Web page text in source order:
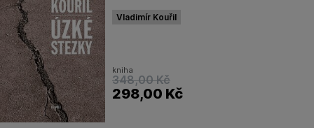
Vladimír Kouřil
kniha
348,00 Kč
298,00 Kč